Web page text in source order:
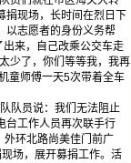
捐现场，长时间在烈日下
以志愿者的身份义务帮
来，自己改乘公交车走
少了，你们等等我，我再
童师傅一天5次带着全车
队员说：我们无法阻止
台工作人员再次联手行
外环北路尚美佳门前广
场，展开募捐工作。活